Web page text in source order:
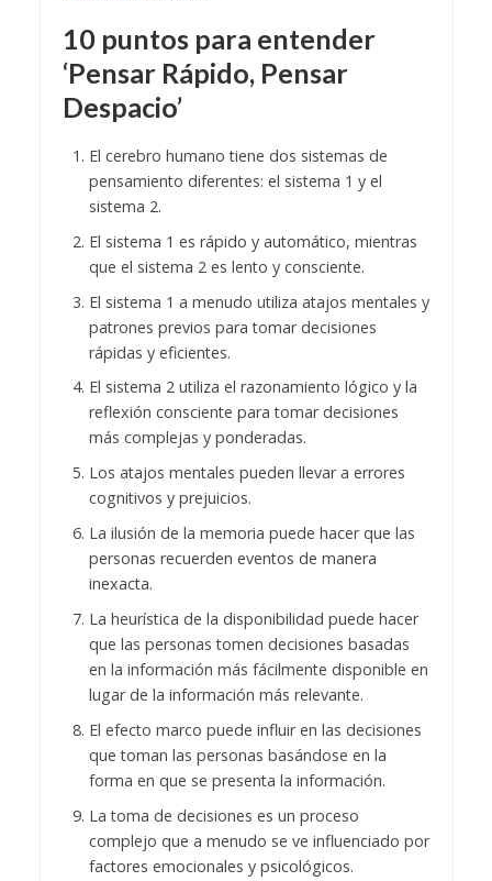
10 puntos para entender
‘Pensar Rápido, Pensar
Despacio’
El cerebro humano tiene dos sistemas de
pensamiento diferentes: el sistema 1 y el
sistema 2.
El sistema 1 es rápido y automático, mientras
que el sistema 2 es lento y consciente.
El sistema 1 a menudo utiliza atajos mentales y
patrones previos para tomar decisiones
rápidas y eficientes.
El sistema 2 utiliza el razonamiento lógico y la
reflexión consciente para tomar decisiones
más complejas y ponderadas.
Los atajos mentales pueden llevar a errores
cognitivos y prejuicios.
La ilusión de la memoria puede hacer que las
personas recuerden eventos de manera
inexacta.
La heurística de la disponibilidad puede hacer
que las personas tomen decisiones basadas
en la información más fácilmente disponible en
lugar de la información más relevante.
El efecto marco puede influir en las decisiones
que toman las personas basándose en la
forma en que se presenta la información.
La toma de decisiones es un proceso
complejo que a menudo se ve influenciado por
factores emocionales y psicológicos.